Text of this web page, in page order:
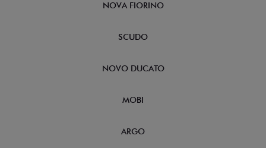
NOVA FIORINO
SCUDO
NOVO DUCATO
MOBI
ARGO